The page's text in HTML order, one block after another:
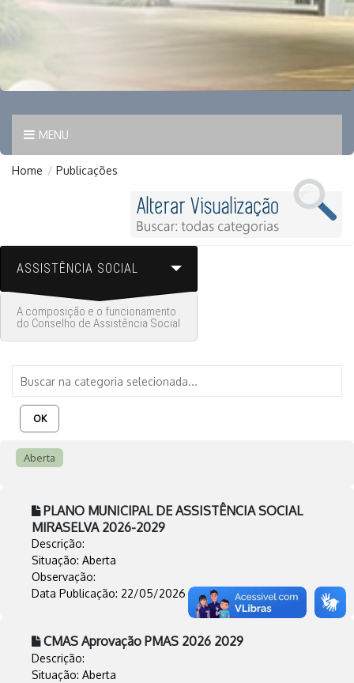
MENU
Home / Publicações
ASSISTÊNCIA SOCIAL
A composição e o funcionamento
do Conselho de Assistência Social
OK
Aberta
PLANO MUNICIPAL DE ASSISTÊNCIA SOCIAL
MIRASELVA 2026-2029
Descrição:
Situação: Aberta
Observação:
Data Publicação: 22/05/2026
CMAS Aprovação PMAS 2026 2029
Descrição:
Situação: Aberta